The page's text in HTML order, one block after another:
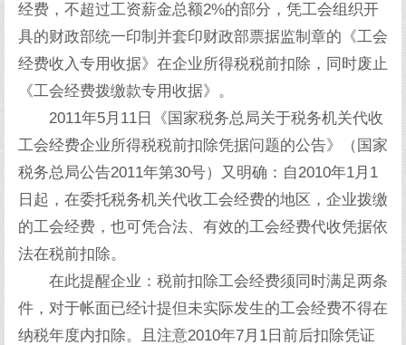
经费，不超过工资薪金总额2%的部分，凭工会组织开
具的财政部统一印制并套印财政部票据监制章的《工会
经费收入专用收据》在企业所得税税前扣除，同时废止
《工会经费拨缴款专用收据》。
2011年5月11日《国家税务总局关于税务机关代收
工会经费企业所得税税前扣除凭据问题的公告》（国家
税务总局公告2011年第30号）又明确：自2010年1月1
日起，在委托税务机关代收工会经费的地区，企业拨缴
的工会经费，也可凭合法、有效的工会经费代收凭据依
法在税前扣除。
在此提醒企业：税前扣除工会经费须同时满足两条
件，对于帐面已经计提但未实际发生的工会经费不得在
纳税年度内扣除。且注意2010年7月1日前后扣除凭证